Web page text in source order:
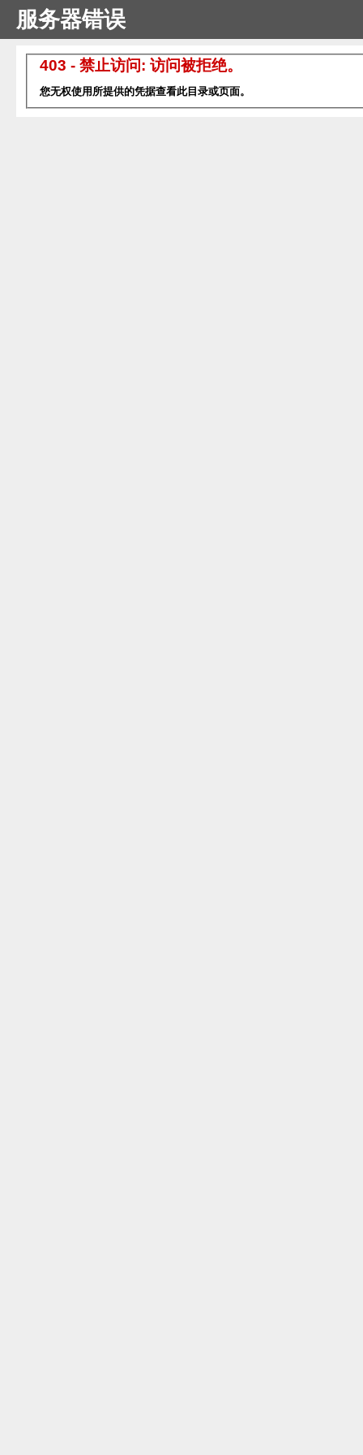
服务器错误
403 - 禁止访问: 访问被拒绝。
您无权使用所提供的凭据查看此目录或页面。